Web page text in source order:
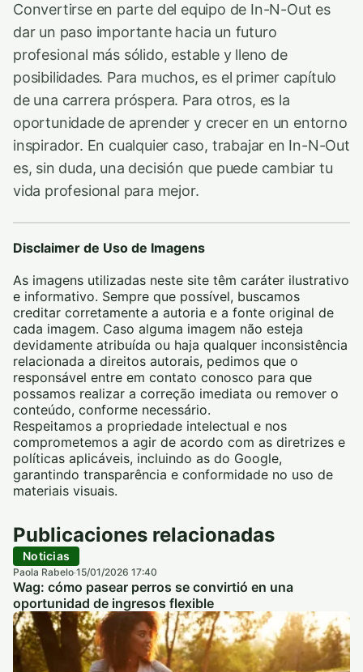
Convertirse en parte del equipo de In-N-Out es
dar un paso importante hacia un futuro
profesional más sólido, estable y lleno de
posibilidades. Para muchos, es el primer capítulo
de una carrera próspera. Para otros, es la
oportunidade de aprender y crecer en un entorno
inspirador. En cualquier caso, trabajar en In-N-Out
es, sin duda, una decisión que puede cambiar tu
vida profesional para mejor.
Disclaimer de Uso de Imagens
As imagens utilizadas neste site têm caráter ilustrativo
e informativo. Sempre que possível, buscamos
creditar corretamente a autoria e a fonte original de
cada imagem. Caso alguma imagem não esteja
devidamente atribuída ou haja qualquer inconsistência
relacionada a direitos autorais, pedimos que o
responsável entre em contato conosco para que
possamos realizar a correção imediata ou remover o
conteúdo, conforme necessário.
Respeitamos a propriedade intelectual e nos
comprometemos a agir de acordo com as diretrizes e
políticas aplicáveis, incluindo as do Google,
garantindo transparência e conformidade no uso de
materiais visuais.
Publicaciones relacionadas
Noticias
Paola Rabelo·15/01/2026 17:40
Wag: cómo pasear perros se convirtió en una
oportunidad de ingresos flexible